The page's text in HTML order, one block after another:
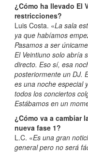
¿Cómo ha llevado El
restricciones?
Luis Costa. «La sala
ya que habíamos
Pasamos a ser
El Veintiuno solo abría
directo. Eso sí, esa
posteriormente un DJ.
es una noche especial
todos los conciertos
Estábamos en un
¿Cómo va a cambiar
nueva fase 1?
L.C. «Es una gran
general pero no será